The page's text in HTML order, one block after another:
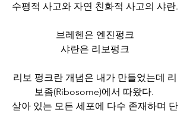
수평적 사고와 자연 친화적 사고의 샤란.
브레헨은 엔진펑크
샤란은 리보펑크
리보 펑크란 개념은 내가 만들었는데 리
보좀(Ribosome)에서 따왔다.
살아 있는 모든 세포에 다수 존재하며 단